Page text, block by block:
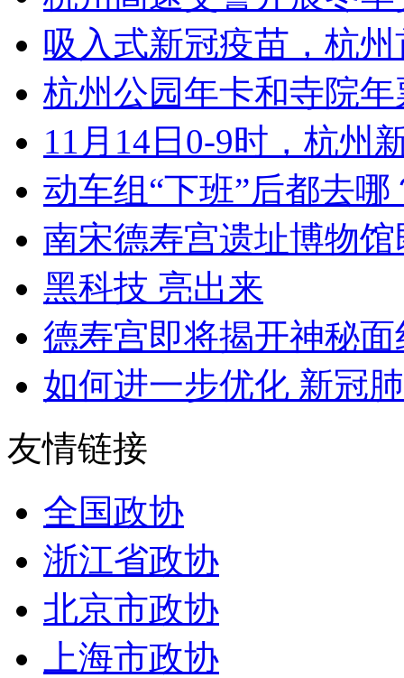
吸入式新冠疫苗，杭
杭州公园年卡和寺院
11月14日0-9时，杭州
动车组“下班”后都去
南宋德寿宫遗址博物
黑科技 亮出来
德寿宫即将揭开神秘
如何进一步优化 新冠
友情链接
全国政协
浙江省政协
北京市政协
上海市政协